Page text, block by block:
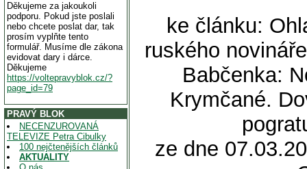
Děkujeme za jakoukoli
podporu. Pokud jste poslali
nebo chcete poslat dar, tak
prosím vyplňte tento
formulář. Musíme dle zákona
evidovat dary i dárce.
Děkujeme
https://voltepravyblok.cz/?
page_id=79
PRAVÝ BLOK
NECENZUROVANÁ
TELEVIZE Petra Cibulky
100 nejčtenějších článků
AKTUALITY
ke článku:
ruského
Babčenka:
Krymčané.
ze dne